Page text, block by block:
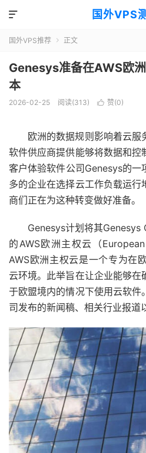
国外VPS

国外VPS推荐  正文
Genesys准备在AWS欧
本
2026-02-25 阅读(313)  赞(0)
欧洲的数据规则影响着云
软件供应商提供能够将数据和控
客户体验软件公司Genesys的一
多的企业在选择云工作负载运行
商们正在为这种转变做好准备。
Genesys计划将其Genesys
的AWS欧洲主权云（
AWS欧洲主权云是一个专为在
云环境。此举旨在让企业能够在
于欧盟境内的情况下使用云软件
司发布的新闻稿、相关行业报道